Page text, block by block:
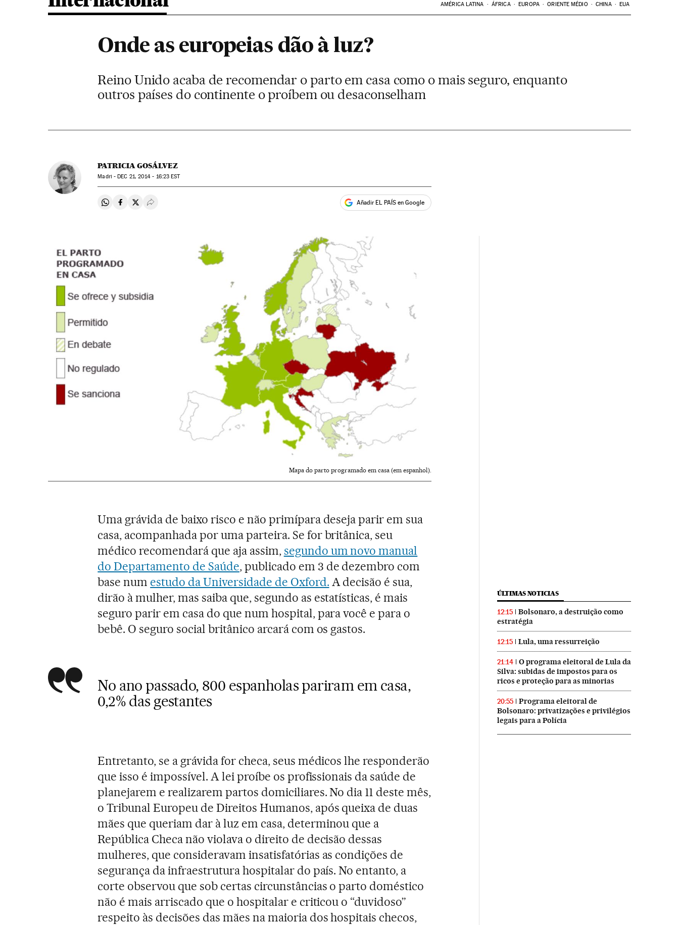
AMÉRICA LATINA ÁFRICA EUROPA ORIENTE MÉDIO CHINA EUA
Onde as europeias dão à luz?
Reino Unido acaba de recomendar o parto em casa como o mais seguro, enquanto
outros países do continente o proíbem ou desaconselham
PATRICIA GOSÁLVEZ
Madri -DEC 21, 2014 - 16:23 EST
Compartir en Whatsapp
Compartir en Facebook
Compartir en Twitter
Desplegar Redes Sociales Añadir EL PAÍS en Google
Mapa do parto programado em casa (em espanhol).
Uma grávida de baixo risco e não primípara deseja parir em sua
casa, acompanhada por uma parteira. Se for britânica, seu
médico recomendará que aja assim,segundo um novo manual
do Departamento de Saúde, publicado em 3 de dezembro com
base num estudo da Universidade de Oxford. A decisão é sua,
dirão à mulher, mas saiba que, segundo as estatísticas, é mais
seguro parir em casa do que num hospital, para você e para o
bebê. O seguro social britânico arcará com os gastos.
No ano passado, 800 espanholas pariram em casa,
0,2% das gestantes
Entretanto, se a grávida for checa, seus médicos lhe responderão
que isso é impossível. A lei proíbe os profissionais da saúde de
planejarem e realizarem partos domiciliares. No dia 11 deste mês,
o Tribunal Europeu de Direitos Humanos, após queixa de duas
mães que queriam dar à luz em casa, determinou que a
República Checa não violava o direito de decisão dessas
mulheres, que consideravam insatisfatórias as condições de
segurança da infraestrutura hospitalar do país. No entanto, a
corte observou que sob certas circunstâncias o parto doméstico
não é mais arriscado que o hospitalar e criticou o “duvidoso”
respeito às decisões das mães na maioria dos hospitais checos,
ÚLTIMAS NOTICIAS
12:15
Bolsonaro, a destruição como
estratégia
12:15 Lula, uma ressurreição
21:14
O programa eleitoral de Lula da
Silva: subidas de impostos para os
ricos e proteção para as minorias
20:55
Programa eleitoral de
Bolsonaro: privatizações e privilégios
legais para a Polícia